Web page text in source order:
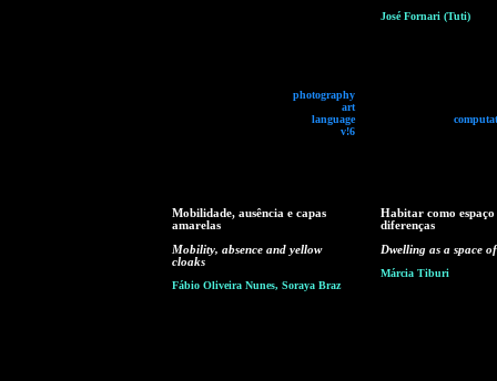
photography
art
language
v!6
José Fornari (Tuti)
Mobilidade, ausência e capas
amarelas
Mobility, absence and yellow
cloaks
Fábio Oliveira Nunes, Soraya Braz
Habitar como espaço
diferenças
Dwelling as a space
Márcia Tiburi